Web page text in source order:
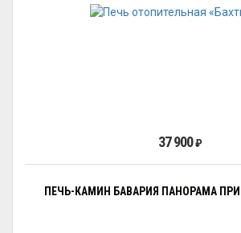
37 900₽
ПЕЧЬ-КАМИН БАВАРИЯ ПАНОРАМА